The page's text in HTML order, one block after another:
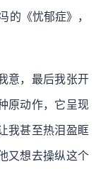
的《忧郁症》，
意，最后我张开
原动作，它呈现
我甚至热泪盈眶
又想去操纵这个